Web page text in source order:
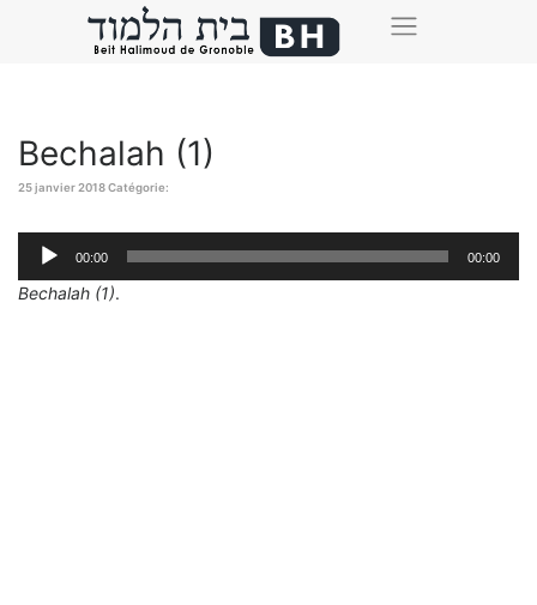
Bechalah (1)
25 janvier 2018Catégorie:
Lecteur
audio
00:00 00:00
Bechalah (1).